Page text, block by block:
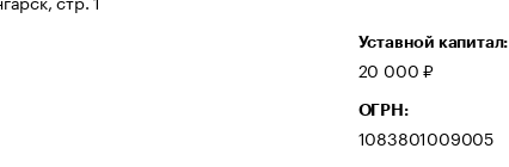
Уставной капитал:
20 000 ₽
ОГРН:
1083801009005